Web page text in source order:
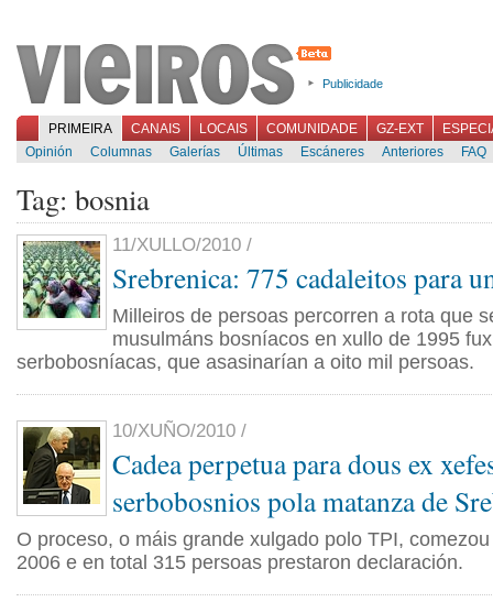
Publicidade
PRIMEIRA CANAIS LOCAIS COMUNIDADE GZ-EXT
Opinión
Columnas Galerías Últimas Escáneres Anteriores FAQ
Tag: bosnia
11/XULLO/2010 /
Srebrenica: 775 cadaleitos para
Milleiros de persoas percorren a rota que
musulmáns bosníacos en xullo de 1995
serbobosníacas, que asasinarían a oito mil persoas.
10/XUÑO/2010 /
Cadea perpetua para dous ex
serbobosnios pola matanza de
O proceso, o máis grande xulgado polo TPI,
2006 e en total 315 persoas prestaron declaración.